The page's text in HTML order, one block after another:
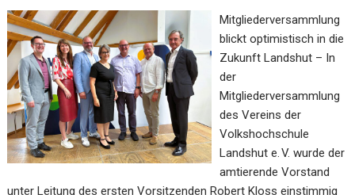
Mitgliederversammlung
blickt optimistisch in die
Zukunft Landshut – In
der
Mitgliederversammlung
des Vereins der
Volkshochschule
Landshut e. V. wurde der
amtierende Vorstand
unter Leitung des ersten Vorsitzenden Robert Kloss einstimmig